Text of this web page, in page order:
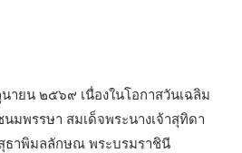
ายน ๒๕๖๙ เนื่องในโอกาสวันเฉลิม
นมพรรษา สมเด็จพระนางเจ้าสุทิดา
ธาพิมลลักษณ พระบรมราชินี